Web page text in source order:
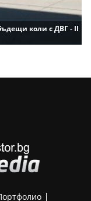
коли с ДВГ - II